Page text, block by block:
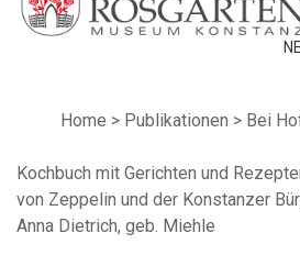
Home > Publikationen > Bei
Kochbuch mit Gerichten und
von Zeppelin und der Konstanzer
Anna Dietrich, geb. Miehle